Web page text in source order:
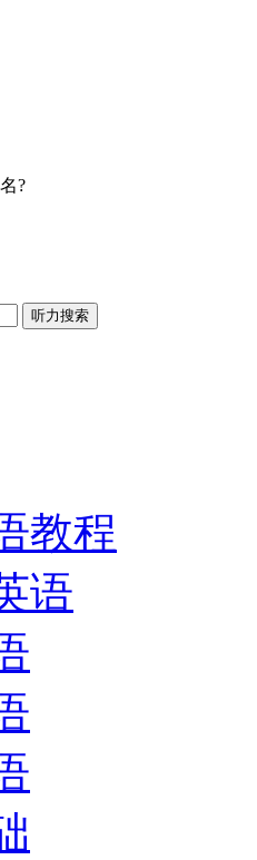
?
听力搜索
教程
语